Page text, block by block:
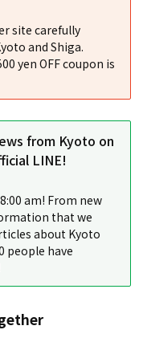
site carefully
and Shiga.
yen OFF coupon is
from Kyoto on
LINE!
am! From new
that we
about Kyoto
people have